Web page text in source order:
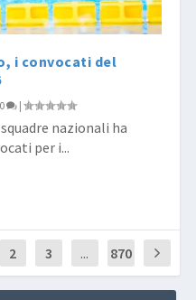
i convocati del
0 |
nazionali ha
per i...
2 3 ... 870